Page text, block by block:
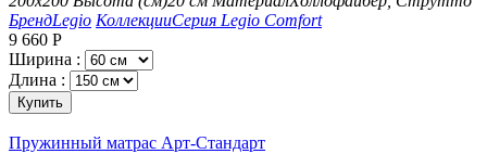
БрендLegio КоллекцииСерия Legio Comfort
9 660 Р
Ширина :
Длина :
Купить
Пружинный матрас Арт-Стандарт